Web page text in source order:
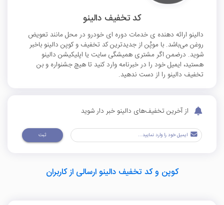
کد تخفیف دالینو
دالینو ارائه دهنده ی خدمات دوره ای خودرو در محل مانند تعویض
روغن می‌باشد. با موپُن از جدیدترین کد تخفیف و کوپن دالینو باخبر
شوید. درضمن اگر مشتری همیشگی سایت یا اپلیکیشن دالینو
هستید، ایمیل خود را در خبرنامه وارد کنید تا هیچ جشنواره و بن
تخفیف دالینو را از دست ندهید.
از آخرین تخفیف‌های دالینو خبر دار شوید
ثبت
کوپن و کد تخفیف دالینو ارسالی از کاربران